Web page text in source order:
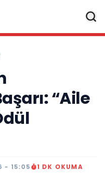
“Aile
- 15:05 1 DK OKUMA